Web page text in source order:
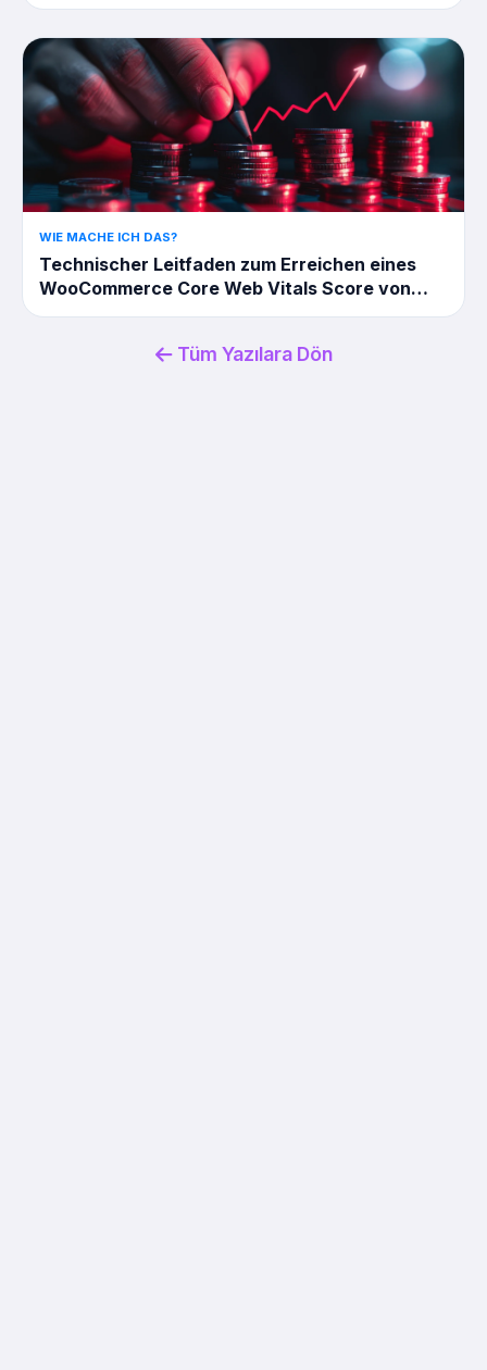
WIE MACHE ICH DAS?
Technischer Leitfaden zum Erreichen eines
WooCommerce Core Web Vitals Score von
90+
Tüm Yazılara Dön